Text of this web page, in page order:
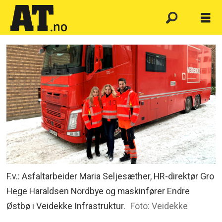
F.v.: Asfaltarbeider Maria Seljesæther, HR-direktør Gro
Hege Haraldsen Nordbye og maskinfører Endre
Østbø i Veidekke Infrastruktur. Foto: Veidekke